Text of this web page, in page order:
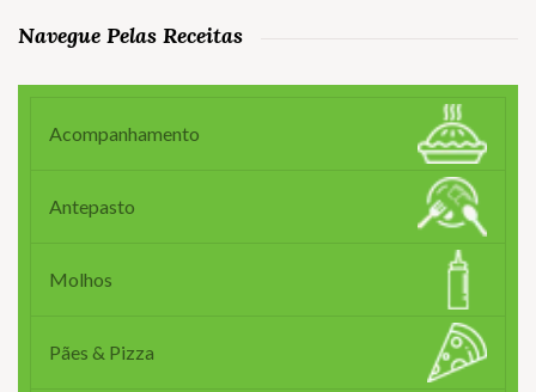
Navegue Pelas Receitas
Acompanhamento
Antepasto
Molhos
Pães & Pizza